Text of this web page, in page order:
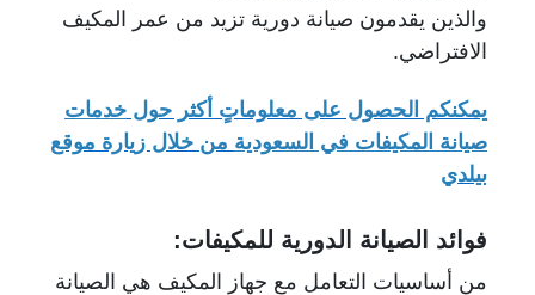
والذين يقدمون صيانة دورية تزيد من عمر المكيف
الافتراضي.
يمكنكم الحصول على معلوماتٍ أكثر حول خدمات
صيانة المكيفات في السعودية من خلال زيارة موقع
بيلدي
فوائد الصيانة الدورية للمكيفات:
من أساسيات التعامل مع جهاز المكيف هي الصيانة